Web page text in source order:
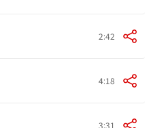
2:42
4:18
3:31